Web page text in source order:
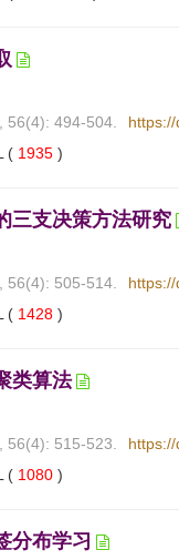
56(4): 494-504.
( 1935 )
三支决策方法研究
56(4): 505-514.
( 1428 )
类算法
56(4): 515-523.
( 1080 )
分布学习